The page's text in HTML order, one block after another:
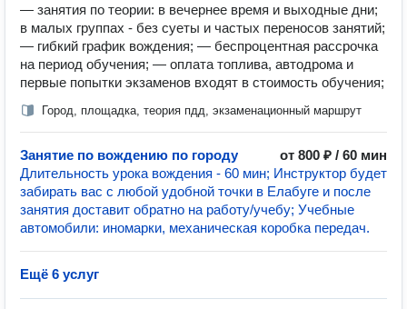
— занятия по теории: в вечернее время и выходные дни;
в малых группах - без суеты и частых переносов занятий;
— гибкий график вождения; — беспроцентная рассрочка
на период обучения; — оплата топлива, автодрома и
первые попытки экзаменов входят в стоимость обучения;
Город, площадка, теория пдд, экзаменационный маршрут
Занятие по вождению по городу
от 800 ₽ / 60 мин
Длительность урока вождения - 60 мин; Инструктор будет
забирать вас с любой удобной точки в Елабуге и после
занятия доставит обратно на работу/учебу; Учебные
автомобили: иномарки, механическая коробка передач.
Ещё 6 услуг